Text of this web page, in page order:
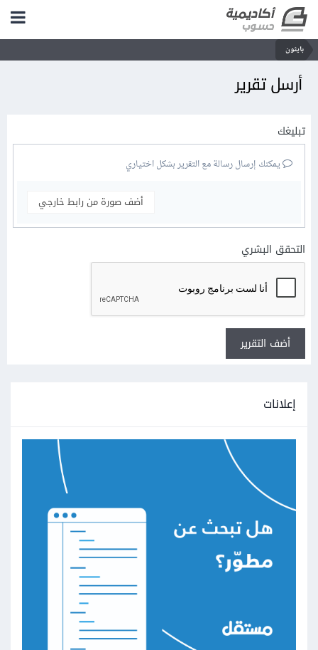
بايثون
أرسل تقرير
تبليغك
يمكنك إرسال رسالة مع التقرير بشكل اختياري
أضف صورة من رابط خارجي
التحقق البشري
أضف التقرير
إعلانات